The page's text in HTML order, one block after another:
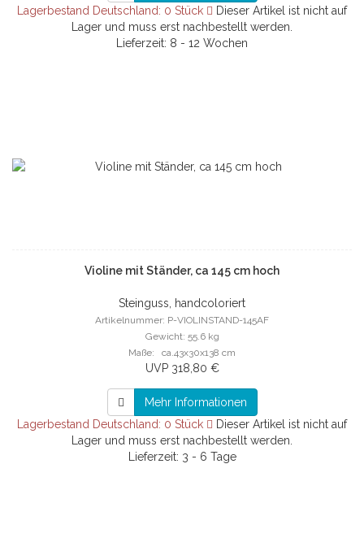
Lagerbestand Deutschland: 0 Stück
Dieser Artikel ist nicht auf
Lager und muss erst nachbestellt werden.
Lieferzeit: 8 - 12 Wochen
Violine mit Ständer, ca 145 cm hoch
Steinguss, handcoloriert
Artikelnummer: P-VIOLINSTAND-145AF
Gewicht: 55.6 kg
Maße: ca.43x30x138 cm
UVP 318,80 €
Mehr Informationen
Lagerbestand Deutschland: 0 Stück
Dieser Artikel ist nicht auf
Lager und muss erst nachbestellt werden.
Lieferzeit: 3 - 6 Tage